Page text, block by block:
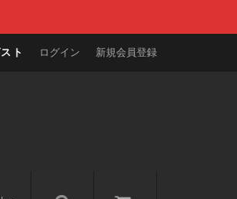
ト ログイン 新規会員登録